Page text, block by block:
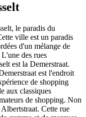
le paradis du
ville est un paradis
d'un mélange de
des rues
est la Demerstraat.
est l'endroit
de shopping
aux classiques
de shopping. Non
Cette rue